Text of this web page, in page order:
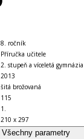
8. ročník
Příručka učitele
2. stupeň a víceletá gymnázia
2013
šitá brožovaná
115
1.
210 x 297
Všechny parametry